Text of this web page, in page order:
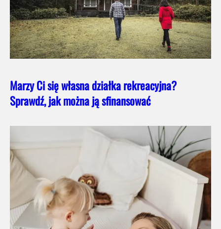
Marzy Ci się własna działka rekreacyjna?
Sprawdź, jak można ją sfinansować